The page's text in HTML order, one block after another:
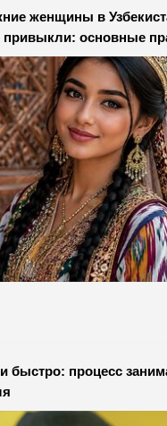
женщины в
привыкли: основные
быстро: процесс